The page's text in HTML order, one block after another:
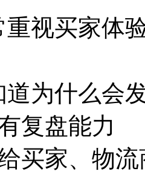
重视买家体
道为什么会
复盘能力
买家、物